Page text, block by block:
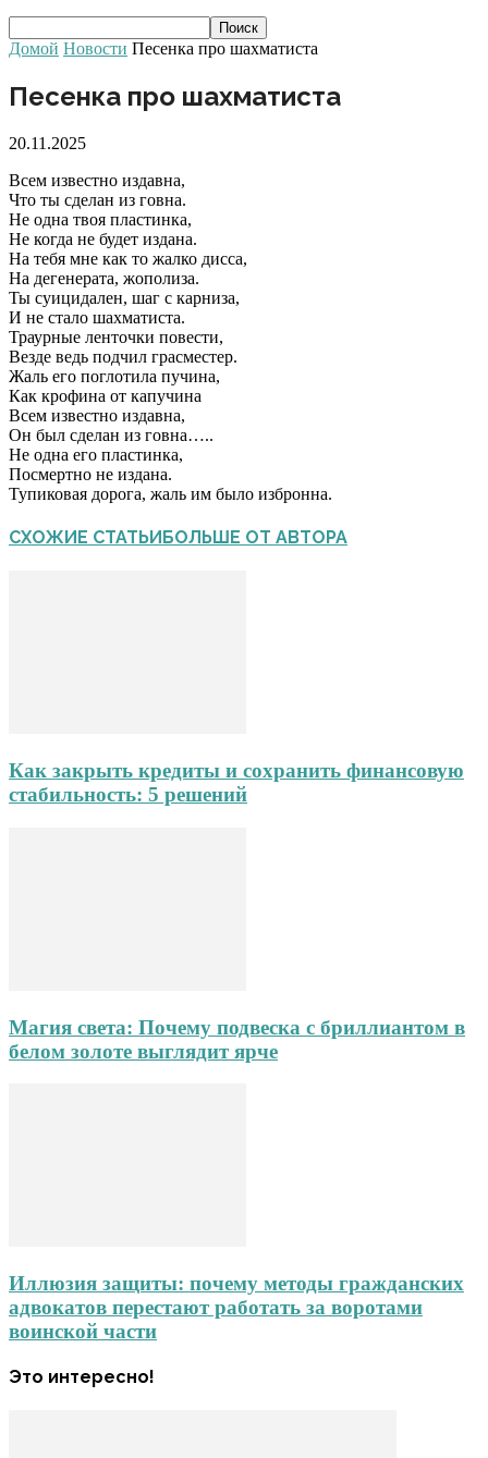
Домой Новости Песенка про шахматиста
Песенка про шахматиста
20.11.2025
Всем известно издавна,
Что ты сделан из говна.
Не одна твоя пластинка,
Не когда не будет издана.
На тебя мне как то жалко дисса,
На дегенерата, жополиза.
Ты суицидален, шаг с карниза,
И не стало шахматиста.
Траурные ленточки повести,
Везде ведь подчил грасместер.
Жаль его поглотила пучина,
Как крофина от капучина
Всем известно издавна,
Он был сделан из говна…..
Не одна его пластинка,
Посмертно не издана.
Тупиковая дорога, жаль им было избронна.
СХОЖИЕ СТАТЬИБОЛЬШЕ ОТ АВТОРА
Как закрыть кредиты и сохранить финансовую
стабильность: 5 решений
Магия света: Почему подвеска с бриллиантом в
белом золоте выглядит ярче
Иллюзия защиты: почему методы гражданских
адвокатов перестают работать за воротами
воинской части
Это интересно!